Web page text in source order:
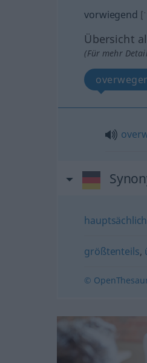
vorwiegend
Übersicht
(Für mehr
größtenteils,
©